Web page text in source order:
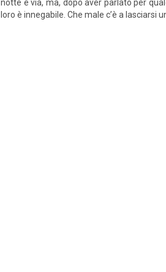
notte e via, ma, dopo aver parlato per
loro è innegabile. Che male c’è a lasciarsi